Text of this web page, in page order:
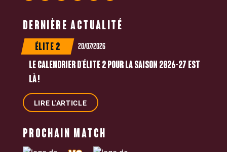
DERNIÈRE ACTUALITÉ
ÉLITE 2 20/07/2026
LE CALENDRIER D’ÉLITE 2 POUR LA SAISON 2026-27 EST
LÀ !
LIRE L'ARTICLE
PROCHAIN MATCH